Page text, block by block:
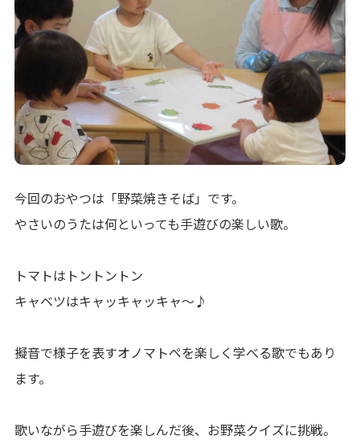
今回のおやつは「野菜焼きそば」です。
やさいのうたは何といっても手遊びの楽しい歌。
トマトはトントントン
キャベツはキャッキャッキャ～♪
擬音で様子を表すオノマトペを楽しく学べる歌でもあり
ます。
歌いながら手遊びを楽しんだ後、お野菜クイズに挑戦。